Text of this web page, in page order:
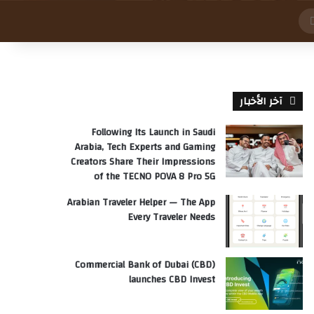
عن
آخر الأخبار
Following Its Launch in Saudi
Arabia, Tech Experts and Gaming
Creators Share Their Impressions
of the TECNO POVA 8 Pro 5G
Arabian Traveler Helper — The App
Every Traveler Needs
Commercial Bank of Dubai (CBD)
launches CBD Invest